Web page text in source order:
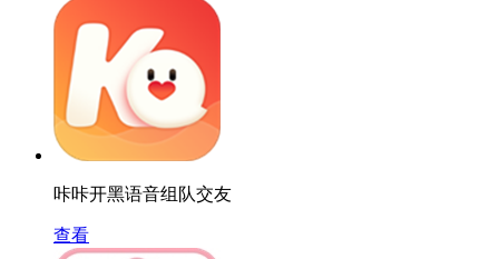
咔咔开黑语音组队交友
查看